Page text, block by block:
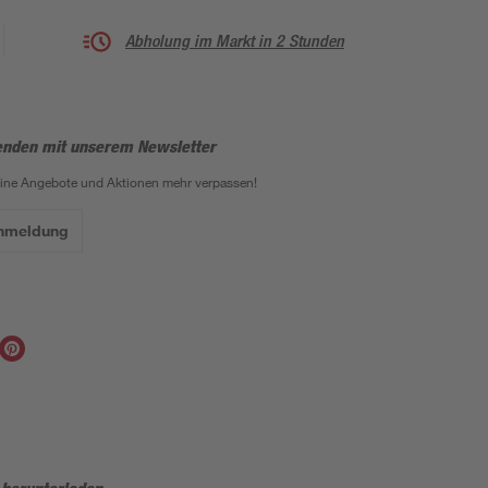
Abholung im Markt in 2 Stunden
mit unserem Newsletter
Angebote und Aktionen mehr verpassen!